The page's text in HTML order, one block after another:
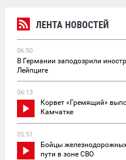
ЛЕНТА НОВОСТЕЙ
06:50
В Германии заподозрили
Лейпциге
06:13
Корвет «Гремящий»
Камчатке
05:51
Бойцы
пути в зоне СВО